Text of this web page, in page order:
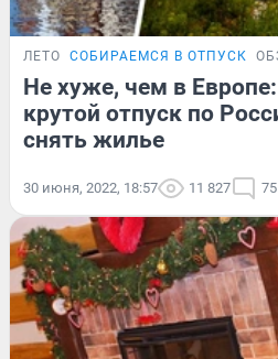
ЛЕТО СОБИРАЕМСЯ В ОТПУСК
Не хуже, чем в
крутой отпуск по
снять жилье
30 июня, 2022, 18:57 11 827 75